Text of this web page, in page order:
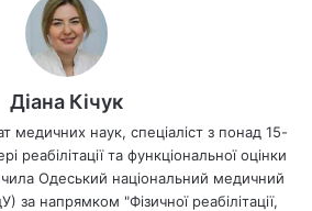
Діана Кічук
медичних наук, спеціаліст з понад 15-
реабілітації та функціональної оцінки
Одеський національний медичний
за напрямком "Фізичної реабілітації,